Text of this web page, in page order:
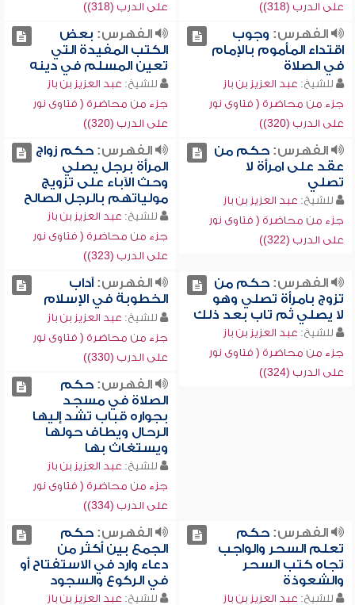
على الدرب (318))
على الدرب (318))
الفهرس: وجوب
اقتداء المأموم بالإمام
في الصلاة
للشيخ: عبد العزيز بن باز
جزء من محاضرة ( فتاوى نور
على الدرب (320))
الفهرس: بعض
الكتب المفيدة التي
تعين المسلم في دينه
للشيخ: عبد العزيز بن باز
جزء من محاضرة ( فتاوى نور
على الدرب (320))
الفهرس:حكم من
عقد على امرأة لا
تصلي
للشيخ: عبد العزيز بن باز
جزء من محاضرة ( فتاوى نور
على الدرب (322))
الفهرس:حكم زواج
المرأة برجل يصلي
وحث الآباء على تزويج
مولياتهم بالرجل الصالح
للشيخ: عبد العزيز بن باز
جزء من محاضرة ( فتاوى نور
على الدرب (323))
الفهرس:حكم من
تزوج بامرأة تصلي وهو
لا يصلي ثم تاب بعد ذلك
للشيخ: عبد العزيز بن باز
جزء من محاضرة ( فتاوى نور
على الدرب (324))
الفهرس:آداب
الخطوبة في الإسلام
للشيخ: عبد العزيز بن باز
جزء من محاضرة ( فتاوى نور
على الدرب (330))
الفهرس:حكم
الصلاة في مسجد
بجواره قباب تشد إليها
الرحال ويطاف حولها
ويستغاث بها
للشيخ: عبد العزيز بن باز
جزء من محاضرة ( فتاوى نور
على الدرب (334))
الفهرس:حكم
تعلم السحر والواجب
تجاه كتب السحر
والشعوذة
للشيخ: عبد العزيز بن باز
الفهرس:حكم
الجمع بين أكثر من
دعاء وارد في الاستفتاح أو
في الركوع والسجود
للشيخ: عبد العزيز بن باز